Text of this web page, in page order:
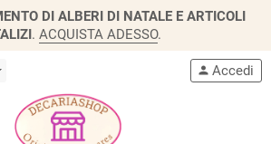
DI ALBERI DI NATALE E ARTICOLI
. ACQUISTA ADESSO.
person Accedi